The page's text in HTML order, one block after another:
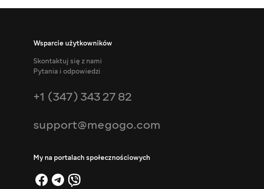
Wsparcie użytkowników
Skontaktuj się z nami
Pytania i odpowiedzi
+1 (347) 343 27 82
support@megogo.com
My na portalach społecznościowych